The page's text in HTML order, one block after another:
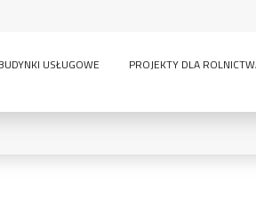
USŁUGOWE PROJEKTY DLA